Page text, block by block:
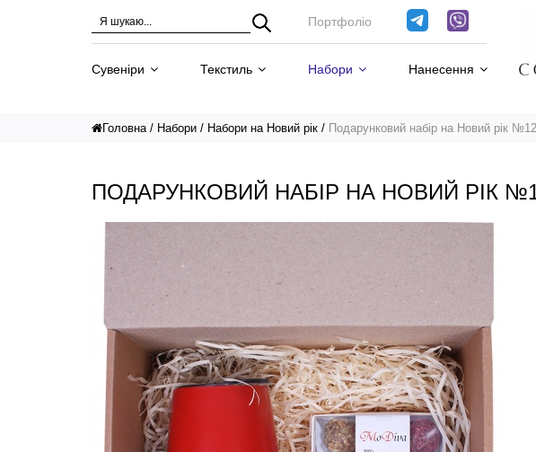
Портфоліо
Сувеніри Текстиль Набори Нанесення
Головна Набори Набори на Новий рік Подарунковий набір на Новий рік №12
ПОДАРУНКОВИЙ НАБІР НА НОВИЙ РІК